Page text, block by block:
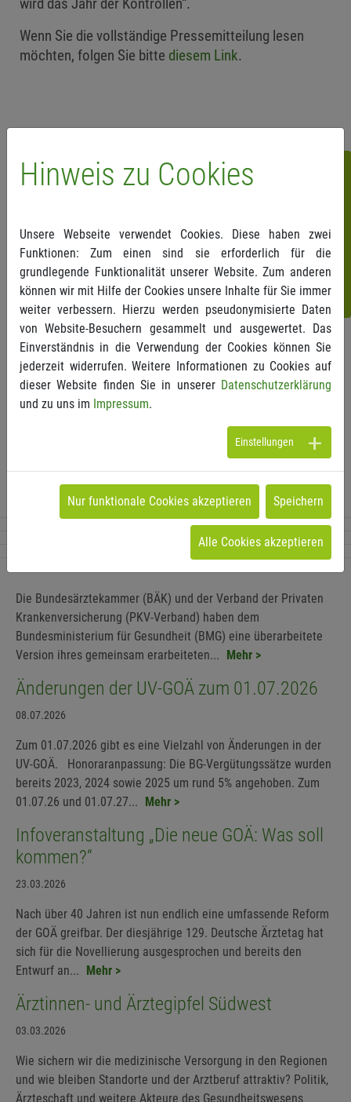
Wenn Sie die vollständige Pressemitteilung lesen
möchten, folgen Sie bitte diesem Link.
uns!
Zurück
Weitere Artikel
Die Bundesärztekammer (BÄK) und der Verband der Privaten
Krankenversicherung (PKV-Verband) haben dem
Bundesministerium für Gesundheit (BMG) eine überarbeitete
Version ihres gemeinsam erarbeiteten... Mehr >
Änderungen der UV-GOÄ zum 01.07.2026
08.07.2026
Zum 01.07.2026 gibt es eine Vielzahl von Änderungen in der
UV-GOÄ. Honoraranpassung: Die BG-Vergütungssätze wurden
bereits 2023, 2024 sowie 2025 um rund 5% angehoben. Zum
01.07.26 und 01.07.27... Mehr >
Infoveranstaltung „Die neue GOÄ: Was soll
kommen?“
23.03.2026
Nach über 40 Jahren ist nun endlich eine umfassende Reform
der GOÄ greifbar. Der diesjährige 129. Deutsche Ärztetag hat
sich für die Novellierung ausgesprochen und bereits den
Entwurf an... Mehr >
Ärztinnen- und Ärztegipfel Südwest
03.03.2026
Wie sichern wir die medizinische Versorgung in den Regionen
und wie bleiben Standorte und der Arztberuf attraktiv? Politik,
Ärzteschaft und weitere Akteure des Gesundheitswesens
Hinweis zu Cookies
Unsere Webseite verwendet Cookies. Diese haben zwei
Funktionen: Zum einen sind sie erforderlich für die
grundlegende Funktionalität unserer Website. Zum anderen
können wir mit Hilfe der Cookies unsere Inhalte für Sie immer
weiter verbessern. Hierzu werden pseudonymisierte Daten
von Website-Besuchern gesammelt und ausgewertet. Das
Einverständnis in die Verwendung der Cookies können Sie
jederzeit widerrufen. Weitere Informationen zu Cookies auf
dieser Website finden Sie in unserer Datenschutzerklärung
und zu uns im Impressum.
Einstellungen
Nur funktionale Cookies akzeptieren Speichern
Alle Cookies akzeptieren